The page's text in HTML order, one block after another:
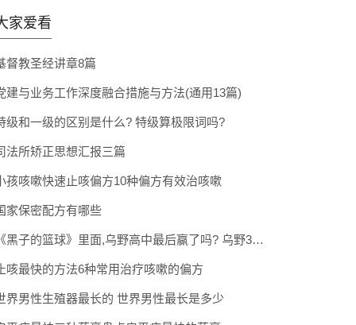
家爱看
督教圣经讲章8篇
建与业务工作深度融合措施与方法(通用13篇)
级和一级的区别是什么? 特级算极限词吗?
法所矫正思想汇报三篇
孩咳嗽快速止咳偏方10种偏方有效治咳嗽
家保密配方有哪些
《黑子的篮球》里面,乌野高中最后赢了吗? 乌野3年拿到全国冠军了吗
咳最快的方法6种常用治疗咳嗽的偏方
界男性生殖器最长的 世界男性最长是多少